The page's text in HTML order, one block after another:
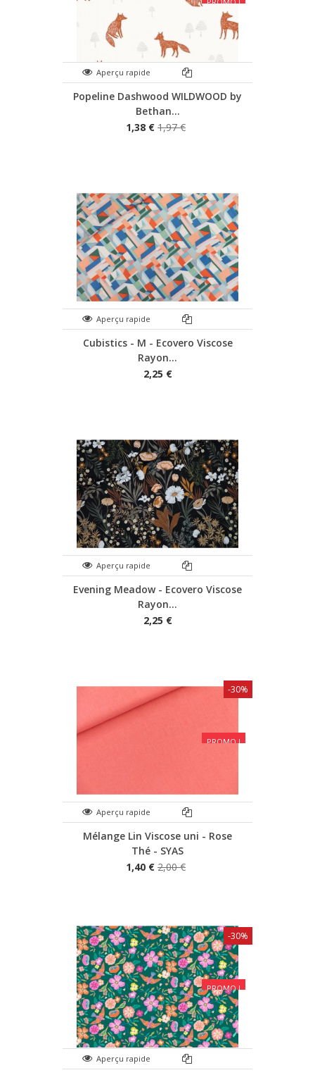
Aperçu rapide
Popeline Dashwood WILDWOOD by
Bethan...
1,38 € 1,97 €
Aperçu rapide
Cubistics - M - Ecovero Viscose
Rayon...
2,25 €
Aperçu rapide
Evening Meadow - Ecovero Viscose
Rayon...
2,25 €
PROMO !
Aperçu rapide
Mélange Lin Viscose uni - Rose
Thé - SYAS
1,40 € 2,00 €
-30%
PROMO !
Aperçu rapide
-30%